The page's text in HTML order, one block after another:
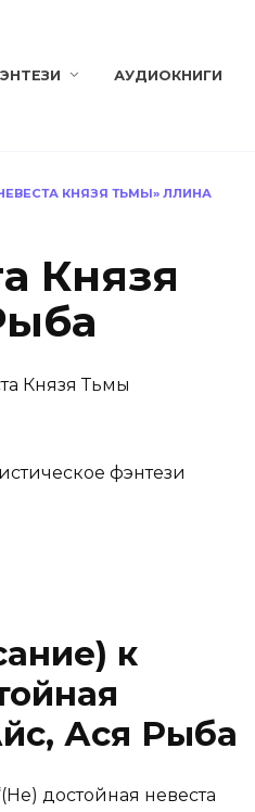
АУДИОКНИГИ
КНЯЗЯ ТЬМЫ» ЛЛИНА
Князя
Князя Тьмы
фэнтези
к
Ася Рыба
достойная невеста